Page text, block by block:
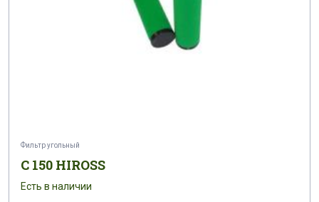
Фильтр угольный
C 150 HIROSS
Есть в наличии